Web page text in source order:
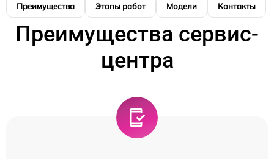
Преимущества Этапы работ Модели Контакты
Преимущества сервис-
центра